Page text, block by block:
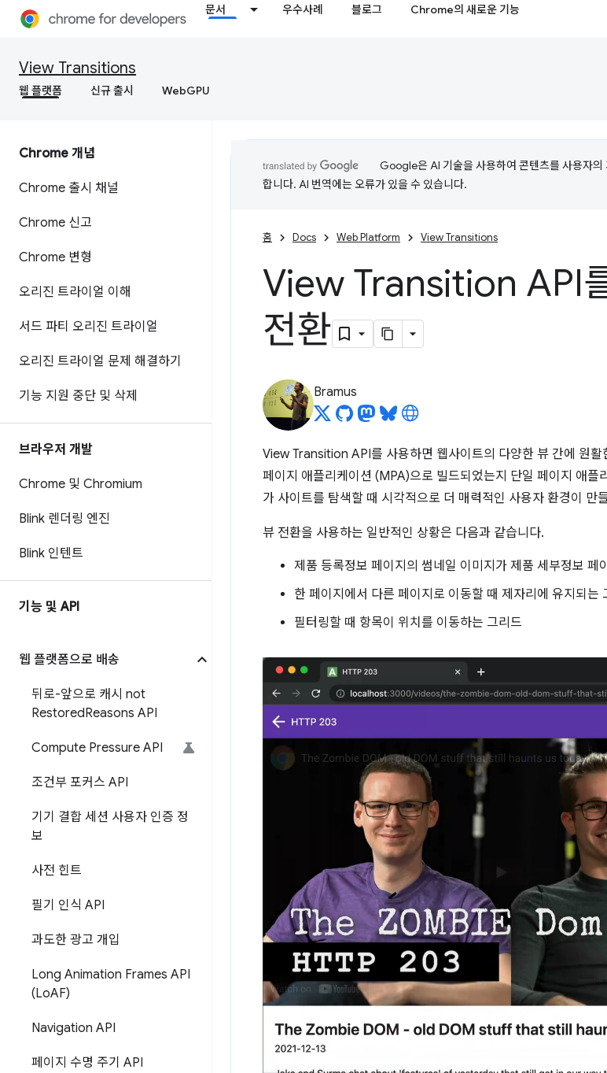
문서 우수사례 블로그 Chrome의 새로운 기능
View Transitions
웹 플랫폼 신규 출시 WebGPU
Chrome 개념
Chrome 출시 채널
Chrome 신고
Chrome 변형
오리진 트라이얼 이해
서드 파티 오리진 트라이얼
오리진 트라이얼 문제 해결하기
기능 지원 중단 및 삭제
브라우저 개발
Chrome 및 Chromium
Blink 렌더링 엔진
Blink 인텐트
기능 및 API
웹 플랫폼으로 배송
뒤로-앞으로 캐시 not
RestoredReasons API
Compute Pressure API
조건부 포커스 API
기기 결합 세션 사용자 인증 정
보
사전 힌트
필기 인식 API
과도한 광고 개입
Long Animation Frames API
(LoAF)
Navigation API
페이지 수명 주기 API
Google은 AI 기술을 사용하여 콘텐츠를 사용자의
합니다. AI 번역에는 오류가 있을 수 있습니다.
홈 Docs Web Platform View Transitions
View Transition API
전환
Bramus
View Transition API를 사용하면 웹사이트의 다양한 뷰 간에 원
페이지 애플리케이션 (MPA)으로 빌드되었는지 단일 페이지 애
가 사이트를 탐색할 때 시각적으로 더 매력적인 사용자 환경이 만
뷰 전환을 사용하는 일반적인 상황은 다음과 같습니다.
제품 등록정보 페이지의 썸네일 이미지가 제품 세부정보
한 페이지에서 다른 페이지로 이동할 때 제자리에 유지되는
필터링할 때 항목이 위치를 이동하는 그리드